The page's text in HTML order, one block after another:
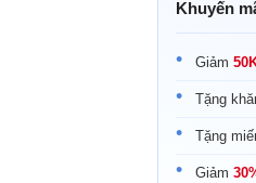
Khuyến
Giảm
Tặng
Tặng
Giảm